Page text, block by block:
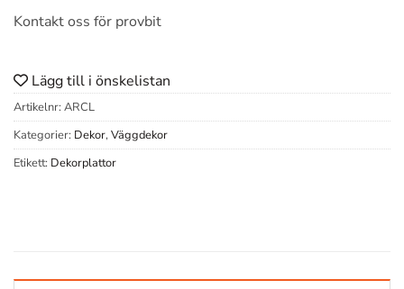
Kontakt oss för provbit
Lägg till i önskelistan
Artikelnr: ARCL
Kategorier: Dekor, Väggdekor
Etikett: Dekorplattor